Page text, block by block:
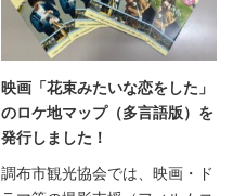
映画「花束みたいな恋をした」
のロケ地マップ（多言語版）を
発行しました！
調布市観光協会では、映画・ド